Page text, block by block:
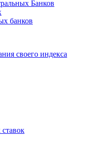
Банков
банков
своего индекса